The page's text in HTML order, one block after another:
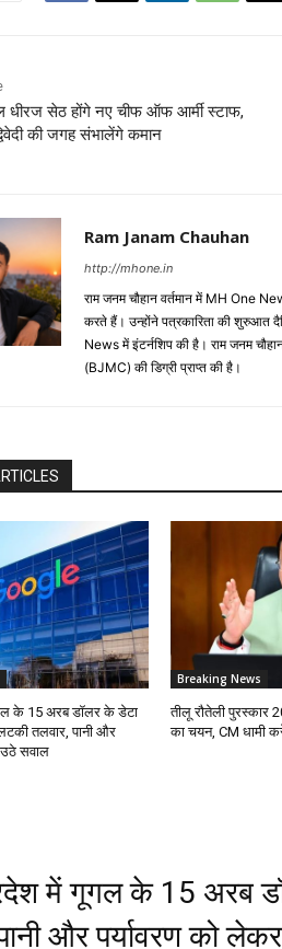
सेठ होंगे नए चीफ ऑफ आर्मी स्टाफ,
की जगह संभालेंगे कमान
Ram Janam Chauhan
http://mhone.in
राम जनम चौहान वर्तमान में MH One
करते हैं। उन्होंने पत्रकारिता की
News में इंटर्नशिप की है। राम जनम
(BJMC) की डिग्री प्राप्त की है।
के 15 अरब डॉलर के डेटा
तलवार, पानी और
उठे सवाल
Breaking News
तीलू रौतेली पुरस्कार
का चयन, CM धामी
में गूगल के 15 अरब
और पर्यावरण को